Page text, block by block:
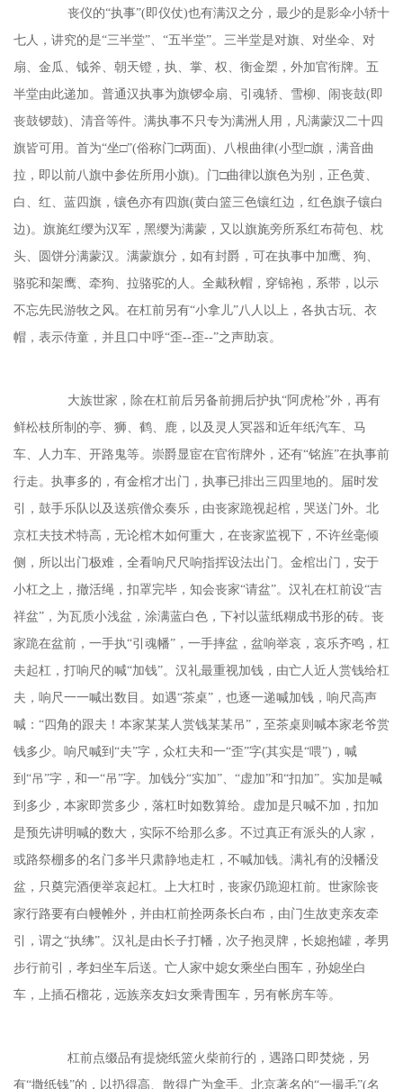
丧仪的“执事”(即仪仗)也有满汉之分，最少的是影伞小轿十
七人，讲究的是“三半堂”、“五半堂”。三半堂是对旗、对坐伞、对
扇、金瓜、钺斧、朝天镫，执、掌、权、衡金槊，外加官衔牌。五
半堂由此递加。普通汉执事为旗锣伞扇、引魂轿、雪柳、闹丧鼓(即
丧鼓锣鼓)、清音等件。满执事不只专为满洲人用，凡满蒙汉二十四
旗皆可用。首为“坐□”(俗称门□两面)、八根曲律(小型□旗，满音曲
拉，即以前八旗中参佐所用小旗)。门□曲律以旗色为别，正色黄、
白、红、蓝四旗，镶色亦有四旗(黄白篮三色镶红边，红色旗子镶白
边)。旗旄红缨为汉军，黑缨为满蒙，又以旗旄旁所系红布荷包、枕
头、圆饼分满蒙汉。满蒙旗分，如有封爵，可在执事中加鹰、狗、
骆驼和架鹰、牵狗、拉骆驼的人。全戴秋帽，穿锦袍，系带，以示
不忘先民游牧之风。在杠前另有“小拿儿”八人以上，各执古玩、衣
帽，表示侍童，并且口中呼“歪--歪--”之声助哀。
大族世家，除在杠前后另备前拥后护执“阿虎枪”外，再有
鲜松枝所制的亭、狮、鹤、鹿，以及灵人冥器和近年纸汽车、马
车、人力车、开路鬼等。崇爵显宦在官衔牌外，还有“铭旌”在执事前
行走。执事多的，有金棺才出门，执事已排出三四里地的。届时发
引，鼓手乐队以及送殡僧众奏乐，由丧家跪视起棺，哭送门外。北
京杠夫技术特高，无论棺木如何重大，在丧家监视下，不许丝毫倾
侧，所以出门极难，全看响尺尺响指挥设法出门。金棺出门，安于
小杠之上，撤活绳，扣罩完毕，知会丧家“请盆”。汉礼在杠前设“吉
祥盆”，为瓦质小浅盆，涂满蓝白色，下衬以蓝纸糊成书形的砖。丧
家跪在盆前，一手执“引魂幡”，一手摔盆，盆响举哀，哀乐齐鸣，杠
夫起杠，打响尺的喊“加钱”。汉礼最重视加钱，由亡人近人赏钱给杠
夫，响尺一一喊出数目。如遇“茶桌”，也逐一递喊加钱，响尺高声
喊：“四角的跟夫！本家某某人赏钱某某吊”，至茶桌则喊本家老爷赏
钱多少。响尺喊到“夫”字，众杠夫和一“歪”字(其实是“喂”)，喊
到“吊”字，和一“吊”字。加钱分“实加”、“虚加”和“扣加”。实加是喊
到多少，本家即赏多少，落杠时如数算给。虚加是只喊不加，扣加
是预先讲明喊的数大，实际不给那么多。不过真正有派头的人家，
或路祭棚多的名门多半只肃静地走杠，不喊加钱。满礼有的没幡没
盆，只奠完酒便举哀起杠。上大杠时，丧家仍跪迎杠前。世家除丧
家行路要有白幔帷外，并由杠前拴两条长白布，由门生故吏亲友牵
引，谓之“执绋”。汉礼是由长子打幡，次子抱灵牌，长媳抱罐，孝男
步行前引，孝妇坐车后送。亡人家中媳女乘坐白围车，孙媳坐白
车，上插石榴花，远族亲友妇女乘青围车，另有帐房车等。
杠前点缀品有提烧纸篮火柴前行的，遇路口即焚烧，另
有“撒纸钱”的，以扔得高、散得广为拿手。北京著名的“一撮毛”(名